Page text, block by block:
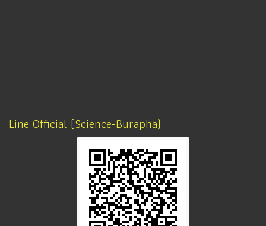
Line Official (Science-Burapha)